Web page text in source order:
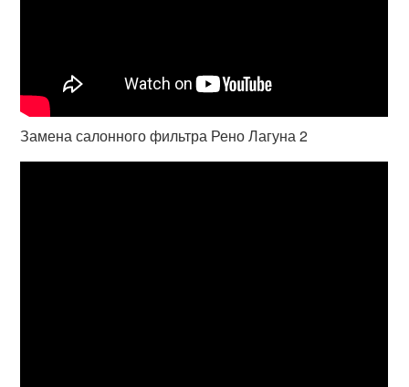
Замена салонного фильтра Рено Лагуна 2